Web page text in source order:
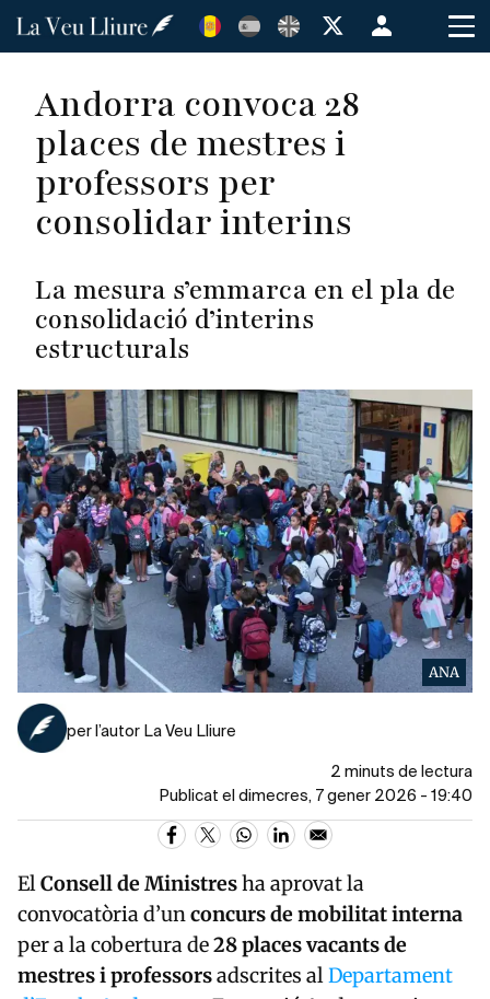
Vés
Menú
de
Andorra convoca 28
places de mestres i
professors per
consolidar interins
La mesura s’emmarca en el pla de
consolidació d’interins
estructurals
ANA
per l’autor La Veu Lliure
2 minuts de lectura
Publicat el dimecres, 7 gener 2026 - 19:40
ElConsell de Ministresha aprovat la
convocatòria d’unconcurs de mobilitat interna
per a la cobertura de28 places vacants de
mestres i professorsadscrites alDepartament